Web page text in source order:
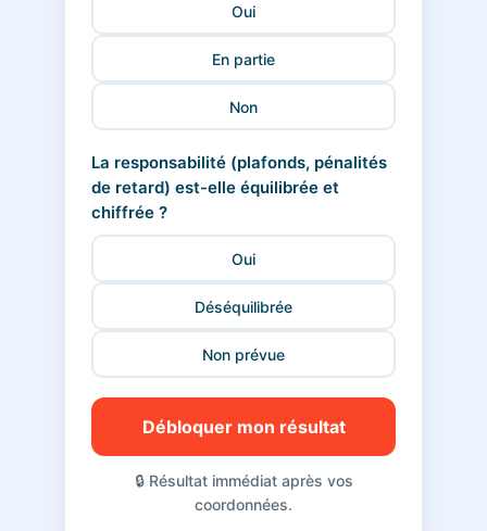
Oui
En partie
Non
La responsabilité (plafonds, pénalités
de retard) est-elle équilibrée et
chiffrée ?
Oui
Déséquilibrée
Non prévue
Débloquer mon résultat
🔒 Résultat immédiat après vos
coordonnées.